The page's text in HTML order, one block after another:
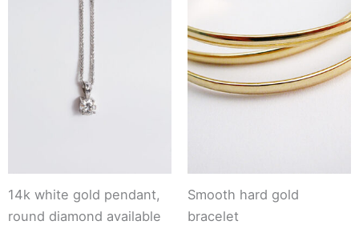
14k white gold pendant,
round diamond available
Smooth hard gold
bracelet